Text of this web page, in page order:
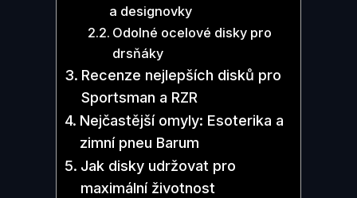
a designovky
Odolné ocelové disky pro
drsňáky
Recenze nejlepších disků pro
Sportsman a RZR
Nejčastější omyly: Esoterika a
zimní pneu Barum
Jak disky udržovat pro
maximální životnost